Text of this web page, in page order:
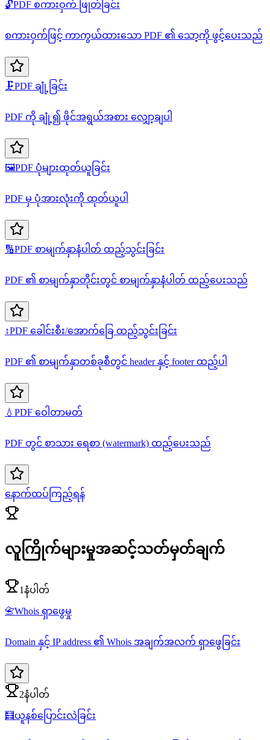
🔓PDF စကားဝှက် ဖြုတ်ခြင်း
စကားဝှက်ဖြင့် ကာကွယ်ထားသော PDF ၏ သော့ကို ဖွင့်ပေးသည်
🗜️PDF ချုံ့ခြင်း
PDF ကို ချုံ့၍ ဖိုင်အရွယ်အစား လျှော့ချပါ
🖼️PDF ပုံများထုတ်ယူခြင်း
PDF မှ ပုံအားလုံးကို ထုတ်ယူပါ
🔢PDF စာမျက်နှာနံပါတ် ထည့်သွင်းခြင်း
PDF ၏ စာမျက်နှာတိုင်းတွင် စာမျက်နှာနံပါတ် ထည့်ပေးသည်
↕️PDF ခေါင်းစီး/အောက်ခြေ ထည့်သွင်းခြင်း
PDF ၏ စာမျက်နှာတစ်ခုစီတွင် header နှင့် footer ထည့်ပါ
💧 PDF ဝေါတာမတ်
PDF တွင် စာသား ရေစာ (watermark) ထည့်ပေးသည်
နောက်ထပ်ကြည့်ရန်
လူကြိုက်များမှုအဆင့်သတ်မှတ်ချက်
1နံပါတ်
📇Whois ရှာဖွေမှု
Domain နှင့် IP address ၏ Whois အချက်အလက် ရှာဖွေခြင်း
2နံပါတ်
🧮ယူနစ်ပြောင်းလဲခြင်း